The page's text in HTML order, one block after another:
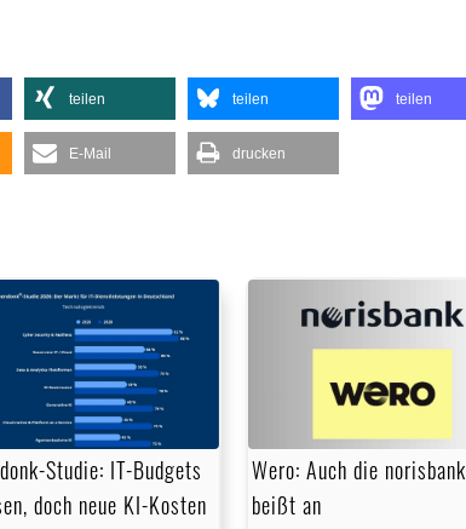
teilen teilen teilen
E-Mail drucken
Studie: IT-Budgets
doch neue KI-Kosten
Wero: Auch die norisbank
beißt an